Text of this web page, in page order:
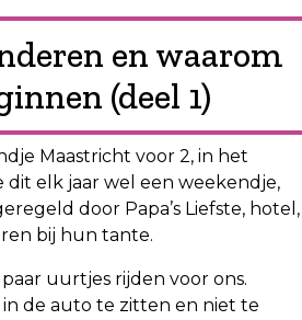
en waarom
(deel 1)
Maastricht voor 2, in het
elk jaar wel een weekendje,
door Papa’s Liefste, hotel,
bij hun tante.
uurtjes rijden voor ons.
de auto te zitten en niet te